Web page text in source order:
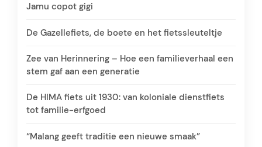
Jamu copot gigi
De Gazellefiets, de boete en het fietssleuteltje
Zee van Herinnering – Hoe een familieverhaal een
stem gaf aan een generatie
De HIMA fiets uit 1930: van koloniale dienstfiets
tot familie-erfgoed
“Malang geeft traditie een nieuwe smaak”